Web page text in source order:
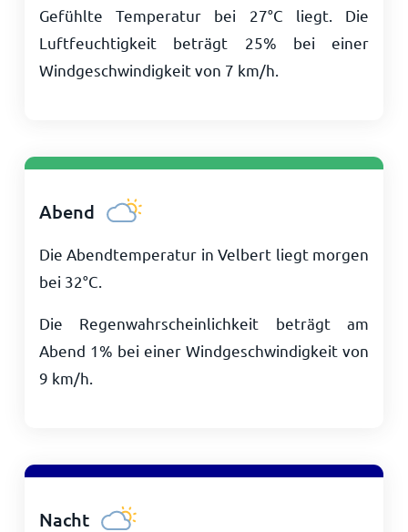
Gefühlte Temperatur bei 27°C liegt. Die
Luftfeuchtigkeit beträgt 25% bei einer
Windgeschwindigkeit von 7 km/h
Abend
Die Abendtemperatur in Velbert liegt morgen
bei 32°C
Die Regenwahrscheinlichkeit beträgt am
Abend 1% bei einer Windgeschwindigkeit von
9 km/h
Nacht